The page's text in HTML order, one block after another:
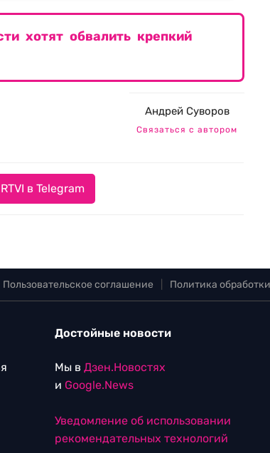
хотят обвалить крепкий
Андрей Суворов
Связаться с автором
в Telegram
Пользовательское соглашение Политика
Достойные новости
Мы в Дзен.Новостях
и Google.News
Уведомление об использовании
рекомендательных технологий